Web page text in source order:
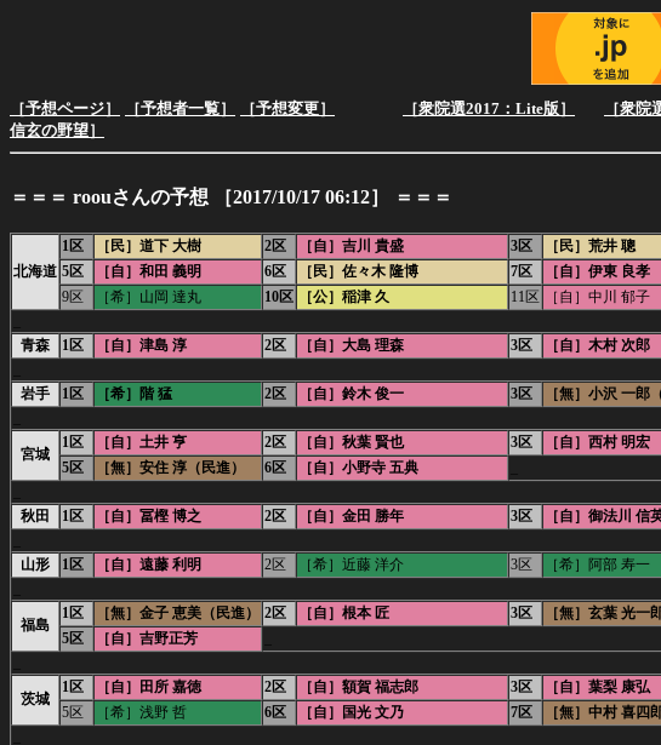
［予想ページ］ ［予想者一覧］ ［予想変更］ ［衆院選2017：Lite版］ ［衆院
信玄の野望］
＝＝＝ roouさんの予想 ［2017/10/17 06:12］ ＝＝＝
北海道
1区 ［民］道下 大樹 2区 ［自］吉川 貴盛 3区 ［民］荒井 聰
5区
［自］和田 義明 6区 ［民］佐々木 隆博 7区 ［自］伊東 良孝
9区
［希］山岡 達丸 10区 ［公］稲津 久 11区 ［自］中川 郁子
青森
1区 ［自］津島 淳 2区 ［自］大島 理森 3区 ［自］木村 次郎
岩手
1区 ［希］階 猛 2区 ［自］鈴木 俊一 3区 ［無］小沢 一郎
宮城
1区 ［自］土井 亨 2区 ［自］秋葉 賢也 3区 ［自］西村 明宏
5区
［無］安住 淳（民進） 6区 ［自］小野寺 五典
秋田
1区 ［自］冨樫 博之 2区 ［自］金田 勝年 3区 ［自］御法川 信
山形
1区 ［自］遠藤 利明 2区 ［希］近藤 洋介 3区 ［希］阿部 寿一
福島
1区 ［無］金子 恵美（民進） 2区 ［自］根本 匠 3区 ［無］玄葉 光一
5区
［自］吉野正芳
茨城
1区 ［自］田所 嘉徳 2区 ［自］額賀 福志郎 3区 ［自］葉梨 康弘
5区
［希］浅野 哲 6区 ［自］国光 文乃 7区 ［無］中村 喜四